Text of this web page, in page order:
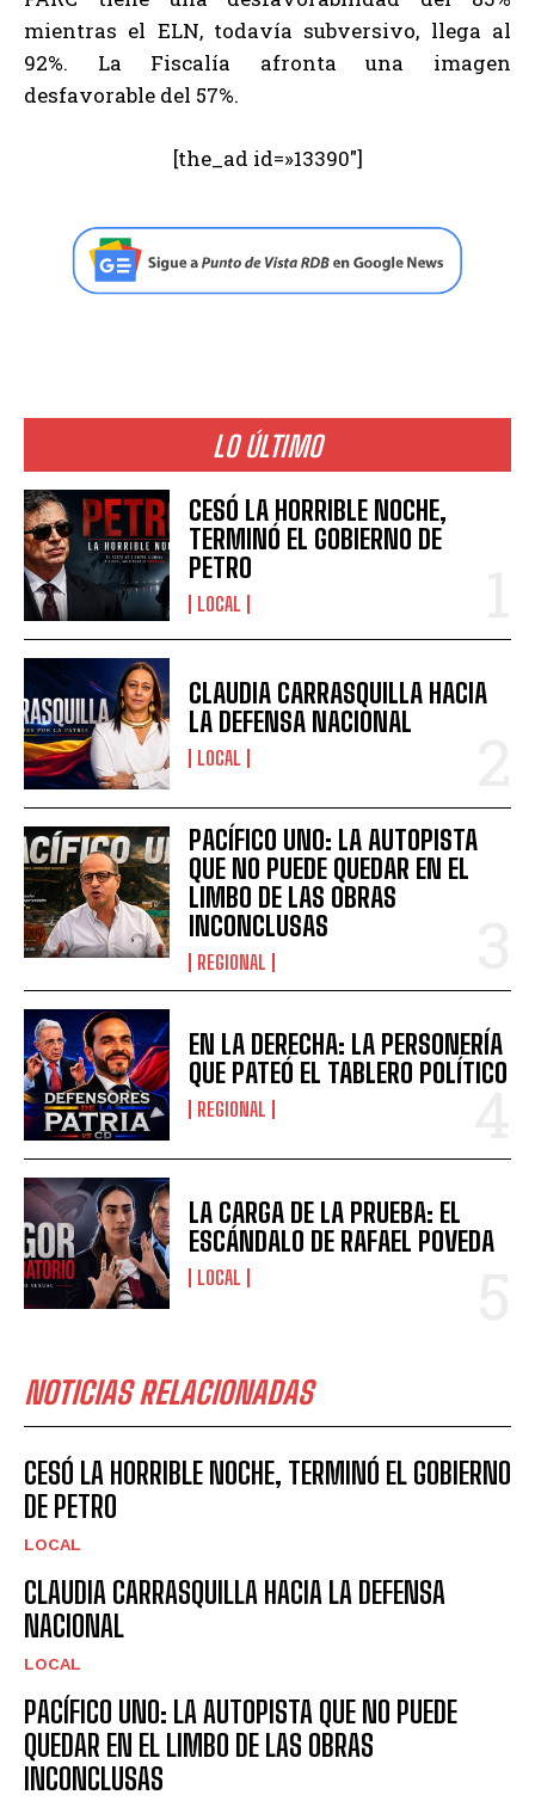
mientras el ELN, todavía subversivo, llega al
92%. La Fiscalía afronta una imagen
desfavorable del 57%.
[the_ad id=»13390″]
LO ÚLTIMO
CESÓ LA HORRIBLE NOCHE,
TERMINÓ EL GOBIERNO DE
PETRO
LOCAL
CLAUDIA CARRASQUILLA HACIA
LA DEFENSA NACIONAL
LOCAL
PACÍFICO UNO: LA AUTOPISTA
QUE NO PUEDE QUEDAR EN EL
LIMBO DE LAS OBRAS
INCONCLUSAS
REGIONAL
EN LA DERECHA: LA PERSONERÍA
QUE PATEÓ EL TABLERO POLÍTICO
REGIONAL
LA CARGA DE LA PRUEBA: EL
ESCÁNDALO DE RAFAEL POVEDA
LOCAL
NOTICIAS RELACIONADAS
CESÓ LA HORRIBLE NOCHE, TERMINÓ EL GOBIERNO
DE PETRO
LOCAL
CLAUDIA CARRASQUILLA HACIA LA DEFENSA
NACIONAL
LOCAL
PACÍFICO UNO: LA AUTOPISTA QUE NO PUEDE
QUEDAR EN EL LIMBO DE LAS OBRAS
INCONCLUSAS